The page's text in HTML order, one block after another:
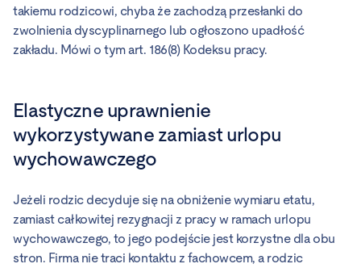
takiemu rodzicowi, chyba że zachodzą przesłanki do
zwolnienia dyscyplinarnego lub ogłoszono upadłość
zakładu. Mówi o tym art. 186(8) Kodeksu pracy.
Elastyczne uprawnienie
wykorzystywane zamiast urlopu
wychowawczego
Jeżeli rodzic decyduje się na obniżenie wymiaru etatu,
zamiast całkowitej rezygnacji z pracy w ramach urlopu
wychowawczego, to jego podejście jest korzystne dla obu
stron. Firma nie traci kontaktu z fachowcem, a rodzic